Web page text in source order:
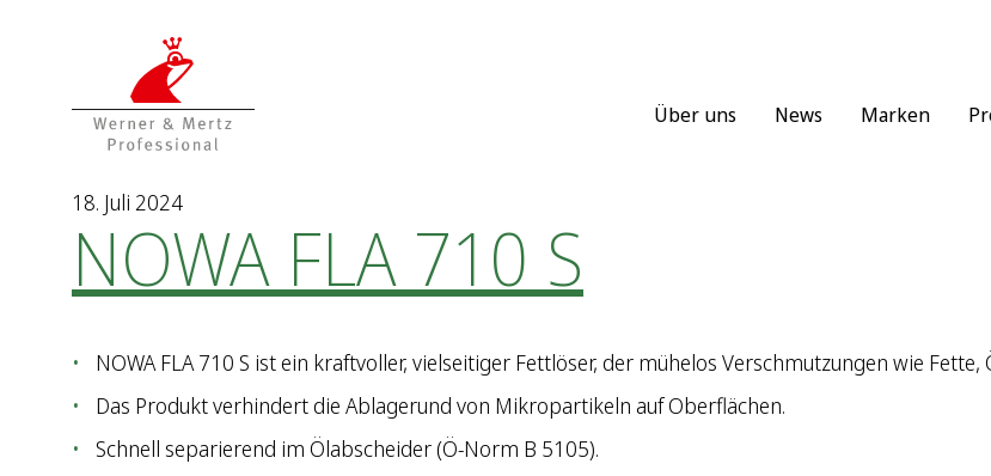
Über uns News Marken
18. Juli 2024
NOWA FLA 710 S
NOWA FLA 710 S ist ein kraftvoller, vielseitiger Fettlöser, der mühelos Verschmutzungen wie
Das Produkt verhindert die Ablagerund von Mikropartikeln auf Oberflächen.
Schnell separierend im Ölabscheider (Ö-Norm B 5105).